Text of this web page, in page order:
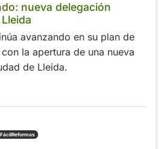
nueva delegación
avanzando en su plan de
la apertura de una nueva
de Lleida.